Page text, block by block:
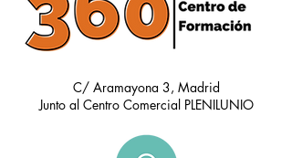
C/ Aramayona 3, Madrid
Junto al Centro Comercial PLENILUNIO